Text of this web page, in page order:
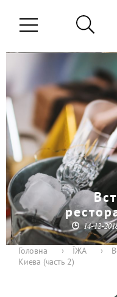
14-12-
Головна › ЇЖА ›
Киева (часть 2)